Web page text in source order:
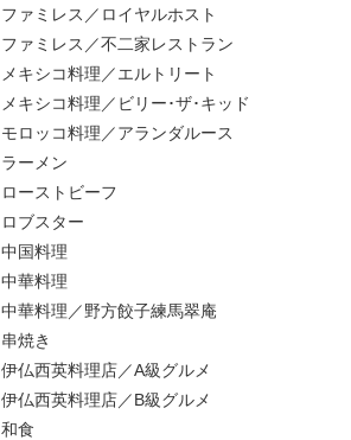
ファミレス／ロイヤルホスト
ファミレス／不二家レストラン
メキシコ料理／エルトリート
メキシコ料理／ビリー･ザ･キッド
モロッコ料理／アランダルース
ラーメン
ローストビーフ
ロブスター
中国料理
中華料理
中華料理／野方餃子練馬翠庵
串焼き
伊仏西英料理店／A級グルメ
伊仏西英料理店／B級グルメ
和食